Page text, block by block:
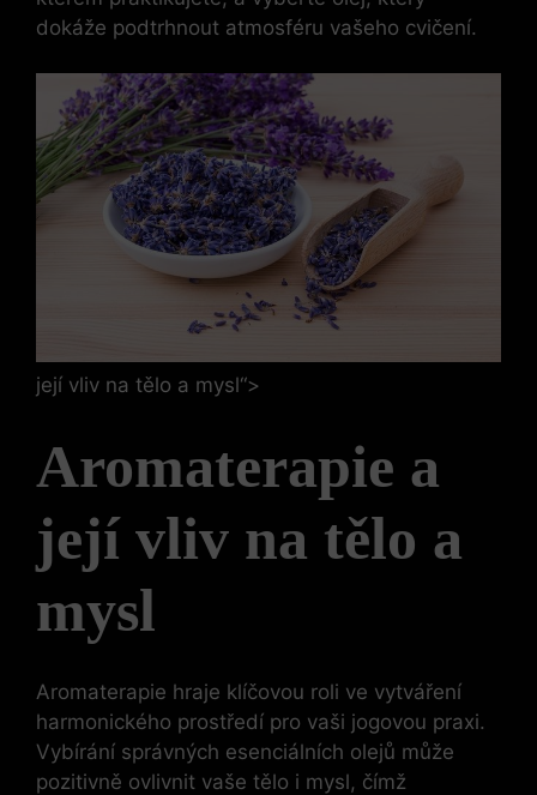
dokáže podtrhnout atmosféru vašeho cvičení.
její vliv na tělo a mysl“>
Aromaterapie a
její vliv na tělo a
mysl
Aromaterapie hraje klíčovou roli ve vytváření
harmonického prostředí pro vaši jogovou praxi.
Vybírání správných esenciálních olejů může
pozitivně ovlivnit vaše tělo i mysl, čímž